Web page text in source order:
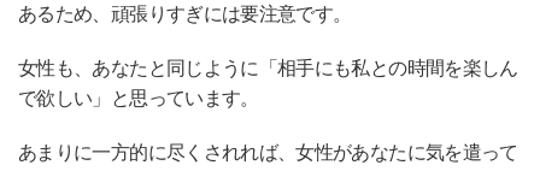
あるため、頑張りすぎには要注意です。
女性も、あなたと同じように「相手にも私との時間を楽しん
で欲しい」と思っています。
あまりに一方的に尽くされれば、女性があなたに気を遣って